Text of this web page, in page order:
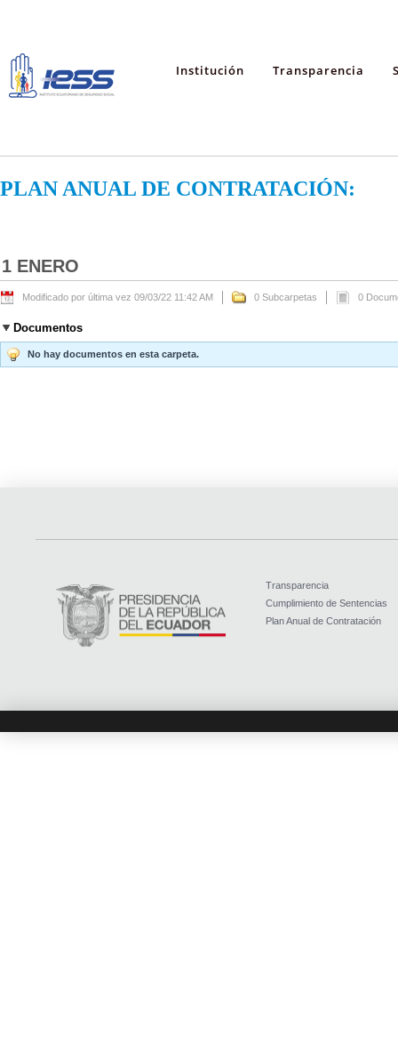
Institución Transparencia
PLAN ANUAL DE CONTRATACIÓN:
1 ENERO
Modificado por última vez 09/03/22 11:42 AM 0 Subcarpetas 0
Documentos
No hay documentos en esta carpeta.
Transparencia
Cumplimiento de Sentencias
Plan Anual de Contratación